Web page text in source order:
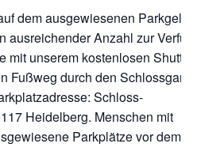
dem ausgewiesenen
ausreichender Anzahl zur
unserem kostenlosen Shuttle-
Fußweg durch den
Schloss-
Heidelberg. Menschen mit
Parkplätze vor dem